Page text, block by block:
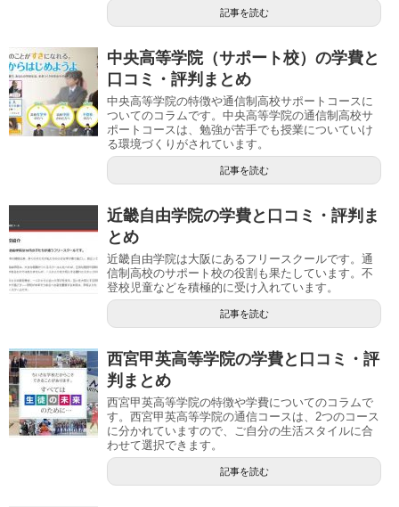
記事を読む
中央高等学院（サポート校）の学費と
口コミ・評判まとめ
中央高等学院の特徴や通信制高校サポートコースに
ついてのコラムです。中央高等学院の通信制高校サ
ポートコースは、勉強が苦手でも授業についていけ
る環境づくりがされています。
記事を読む
近畿自由学院の学費と口コミ・評判ま
とめ
近畿自由学院は大阪にあるフリースクールです。通
信制高校のサポート校の役割も果たしています。不
登校児童などを積極的に受け入れています。
記事を読む
西宮甲英高等学院の学費と口コミ・評
判まとめ
西宮甲英高等学院の特徴や学費についてのコラムで
す。西宮甲英高等学院の通信コースは、2つのコース
に分かれていますので、ご自分の生活スタイルに合
わせて選択できます。
記事を読む